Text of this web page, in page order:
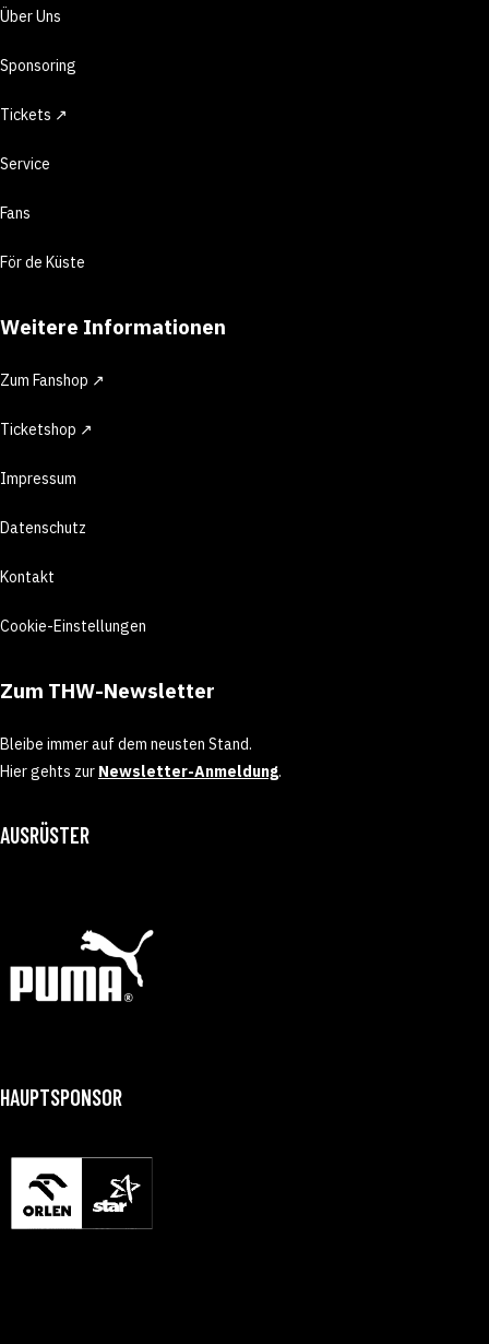
Über Uns
Sponsoring
Tickets ↗
Service
Fans
För de Küste
Weitere Informationen
Zum Fanshop ↗
Ticketshop ↗
Impressum
Datenschutz
Kontakt
Cookie-Einstellungen
Zum THW-Newsletter
Bleibe immer auf dem neusten Stand.
Hier gehts zur Newsletter-Anmeldung.
AUSRÜSTER
HAUPTSPONSOR